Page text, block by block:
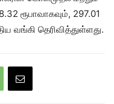
ரூபாவாகவும், 297.01
வங்கி தெரிவித்துள்ளது.